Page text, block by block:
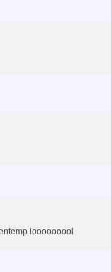
looooooool